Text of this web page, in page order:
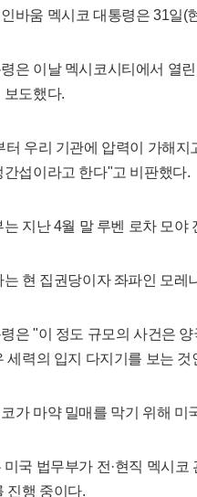
바움 멕시코 대통령은 31일(
은 이날 멕시코시티에서 열
보도했다.
터 우리 기관에 압력이 가해
간섭이라고 한다"고 비판했다.
는 지난 4월 말 루벤 로차 모
는 현 집권당이자 좌파인 모
은 "이 정도 규모의 사건은
세력의 입지 다지기를 보는
가 마약 밀매를 막기 위해
미국 법무부가 전·현직 멕시
진행 중이다.